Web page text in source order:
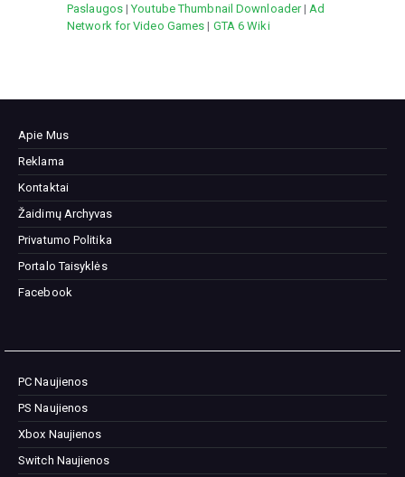
Paslaugos|Youtube Thumbnail Downloader| Ad
Network for Video Games | GTA 6 Wiki
Apie Mus
Reklama
Kontaktai
Žaidimų Archyvas
Privatumo Politika
Portalo Taisyklės
Facebook
PC Naujienos
PS Naujienos
Xbox Naujienos
Switch Naujienos